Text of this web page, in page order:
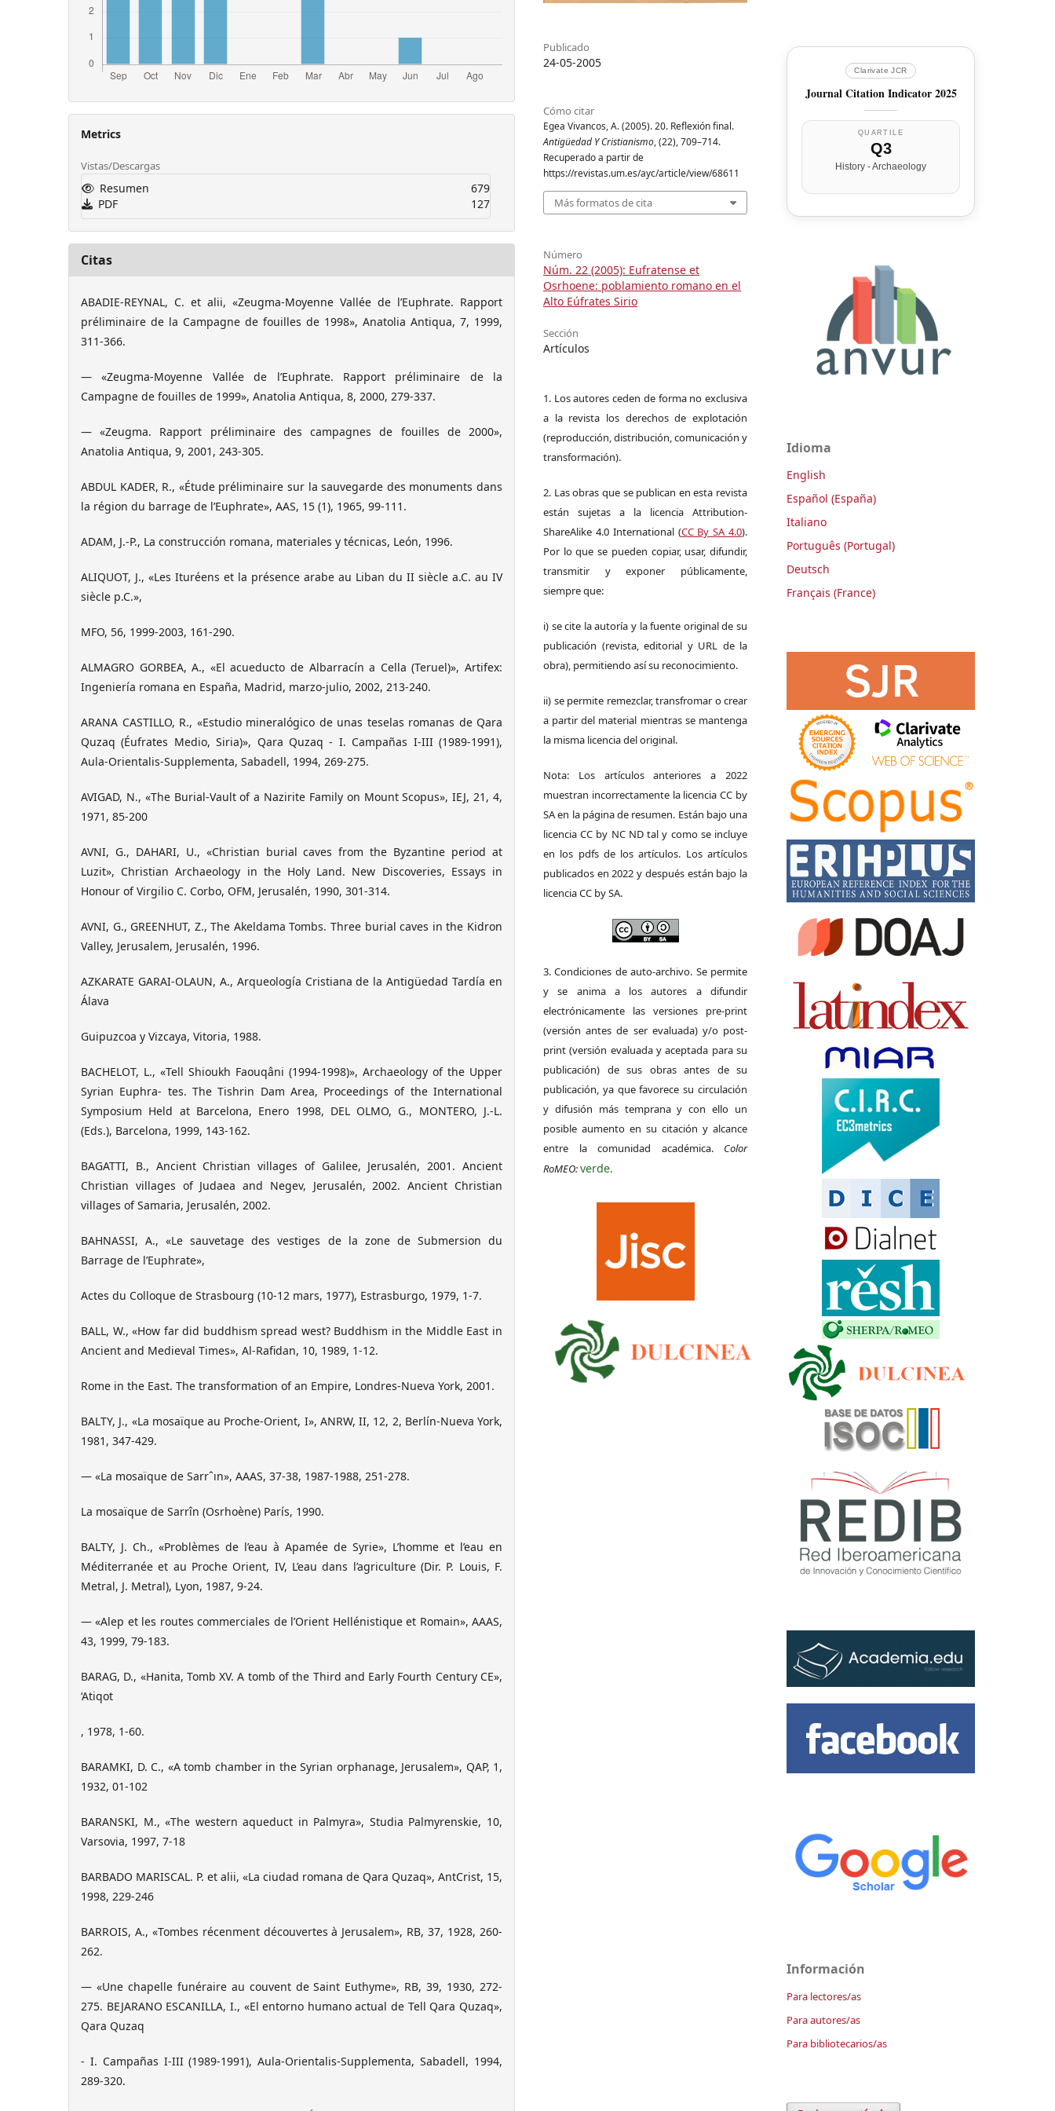
Metrics
Vistas/Descargas
Resumen
679
PDF
127
Citas
ABADIE-REYNAL, C. et alii, «Zeugma-Moyenne Vallée de l’Euphrate. Rapport
préliminaire de la Campagne de fouilles de 1998», Anatolia Antiqua, 7, 1999,
311-366.
— «Zeugma-Moyenne Vallée de l’Euphrate. Rapport préliminaire de la
Campagne de fouilles de 1999», Anatolia Antiqua, 8, 2000, 279-337.
— «Zeugma. Rapport préliminaire des campagnes de fouilles de 2000»,
Anatolia Antiqua, 9, 2001, 243-305.
ABDUL KADER, R., «Étude préliminaire sur la sauvegarde des monuments dans
la région du barrage de l’Euphrate», AAS, 15 (1), 1965, 99-111.
ADAM, J.-P., La construcción romana, materiales y técnicas, León, 1996.
ALIQUOT, J., «Les Ituréens et la présence arabe au Liban du II siècle a.C. au IV
siècle p.C.»,
MFO, 56, 1999-2003, 161-290.
ALMAGRO GORBEA, A., «El acueducto de Albarracín a Cella (Teruel)», Artifex:
Ingeniería romana en España, Madrid, marzo-julio, 2002, 213-240.
ARANA CASTILLO, R., «Estudio mineralógico de unas teselas romanas de Qara
Quzaq (Éufrates Medio, Siria)», Qara Quzaq - I. Campañas I-III (1989-1991),
Aula-Orientalis-Supplementa, Sabadell, 1994, 269-275.
AVIGAD, N., «The Burial-Vault of a Nazirite Family on Mount Scopus», IEJ, 21, 4,
1971, 85-200
AVNI, G., DAHARI, U., «Christian burial caves from the Byzantine period at
Luzit», Christian Archaeology in the Holy Land. New Discoveries, Essays in
Honour of Virgilio C. Corbo, OFM, Jerusalén, 1990, 301-314.
AVNI, G., GREENHUT, Z., The Akeldama Tombs. Three burial caves in the Kidron
Valley, Jerusalem, Jerusalén, 1996.
AZKARATE GARAI-OLAUN, A., Arqueología Cristiana de la Antigüedad Tardía en
Álava
Guipuzcoa y Vizcaya, Vitoria, 1988.
BACHELOT, L., «Tell Shioukh Faouqâni (1994-1998)», Archaeology of the Upper
Syrian Euphra- tes. The Tishrin Dam Area, Proceedings of the International
Symposium Held at Barcelona, Enero 1998, DEL OLMO, G., MONTERO, J.-L.
(Eds.), Barcelona, 1999, 143-162.
BAGATTI, B., Ancient Christian villages of Galilee, Jerusalén, 2001. Ancient
Christian villages of Judaea and Negev, Jerusalén, 2002. Ancient Christian
villages of Samaria, Jerusalén, 2002.
BAHNASSI, A., «Le sauvetage des vestiges de la zone de Submersion du
Barrage de l’Euphrate»,
Actes du Colloque de Strasbourg (10-12 mars, 1977), Estrasburgo, 1979, 1-7.
BALL, W., «How far did buddhism spread west? Buddhism in the Middle East in
Ancient and Medieval Times», Al-Raﬁdan, 10, 1989, 1-12.
Rome in the East. The transformation of an Empire, Londres-Nueva York, 2001.
BALTY, J., «La mosaïque au Proche-Orient, I», ANRW, II, 12, 2, Berlín-Nueva York,
1981, 347-429.
— «La mosaïque de Sarrˆın», AAAS, 37-38, 1987-1988, 251-278.
La mosaïque de Sarrîn (Osrhoène) París, 1990.
BALTY, J. Ch., «Problèmes de l’eau à Apamée de Syrie», L’homme et l’eau en
Méditerranée et au Proche Orient, IV, L’eau dans l’agriculture (Dir. P. Louis, F.
Metral, J. Metral), Lyon, 1987, 9-24.
— «Alep et les routes commerciales de l’Orient Hellénistique et Romain», AAAS,
43, 1999, 79-183.
BARAG, D., «Hanita, Tomb XV. A tomb of the Third and Early Fourth Century CE»,
‘Atiqot
, 1978, 1-60.
BARAMKI, D. C., «A tomb chamber in the Syrian orphanage, Jerusalem», QAP, 1,
1932, 01-102
BARANSKI, M., «The western aqueduct in Palmyra», Studia Palmyrenskie, 10,
Varsovia, 1997, 7-18
BARBADO MARISCAL. P. et alii, «La ciudad romana de Qara Quzaq», AntCrist, 15,
1998, 229-246
BARROIS, A., «Tombes récenment découvertes à Jerusalem», RB, 37, 1928, 260-
262.
— «Une chapelle funéraire au couvent de Saint Euthyme», RB, 39, 1930, 272-
275. BEJARANO ESCANILLA, I., «El entorno humano actual de Tell Qara Quzaq»,
Qara Quzaq
- I. Campañas I-III (1989-1991), Aula-Orientalis-Supplementa, Sabadell, 1994,
289-320.
Publicado
24-05-2005
Cómo citar
Egea Vivancos, A. (2005). 20. Reflexión final.
Antigüedad Y Cristianismo, (22), 709–714.
Recuperado a partir de
https://revistas.um.es/ayc/article/view/68611
Más formatos de cita
Número
Núm. 22 (2005): Eufratense et
Osrhoene: poblamiento romano en el
Alto Eúfrates Sirio
Sección
Artículos
1. Los autores ceden de forma no exclusiva
a la revista los derechos de explotación
(reproducción, distribución, comunicación y
transformación).
2. Las obras que se publican en esta revista
están sujetas a la licencia Attribution-
ShareAlike 4.0 International (CC By SA 4.0).
Por lo que se pueden copiar, usar, difundir,
transmitir y exponer públicamente,
siempre que:
i) se cite la autoría y la fuente original de su
publicación (revista, editorial y URL de la
obra), permitiendo así su reconocimiento.
ii) se permite remezclar, transfromar o crear
a partir del material mientras se mantenga
la misma licencia del original.
Nota: Los artículos anteriores a 2022
muestran incorrectamente la licencia CC by
SA en la página de resumen. Están bajo una
licencia CC by NC ND tal y como se incluye
en los pdfs de los artículos. Los artículos
publicados en 2022 y después están bajo la
licencia CC by SA.
3. Condiciones de auto-archivo. Se permite
y se anima a los autores a difundir
electrónicamente las versiones pre-print
(versión antes de ser evaluada) y/o post-
print (versión evaluada y aceptada para su
publicación) de sus obras antes de su
publicación, ya que favorece su circulación
y difusión más temprana y con ello un
posible aumento en su citación y alcance
entre la comunidad académica. Color
RoMEO:verde.
Clarivate JCR
Journal Citation Indicator 2025
QUARTILE
Q3
History - Archaeology
Idioma
English
Español (España)
Italiano
Português (Portugal)
Deutsch
Français (France)
Información
Para lectores/as
Para autores/as
Para bibliotecarios/as